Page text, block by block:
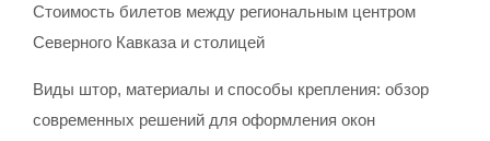
Стоимость билетов между региональным центром
Северного Кавказа и столицей
Виды штор, материалы и способы крепления: обзор
современных решений для оформления окон